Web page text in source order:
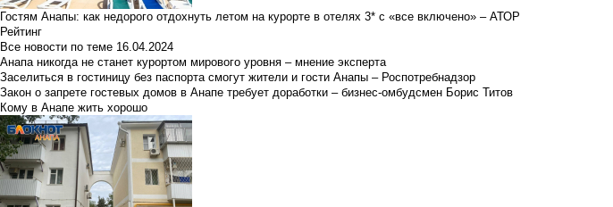
Гостям Анапы: как недорого отдохнуть летом на курорте в отелях 3* с «все включено» – АТОР
Рейтинг
Все новости по теме 16.04.2024
Анапа никогда не станет курортом мирового уровня – мнение эксперта
Заселиться в гостиницу без паспорта смогут жители и гости Анапы – Роспотребнадзор
Закон о запрете гостевых домов в Анапе требует доработки – бизнес-омбудсмен Борис Титов
Кому в Анапе жить хорошо